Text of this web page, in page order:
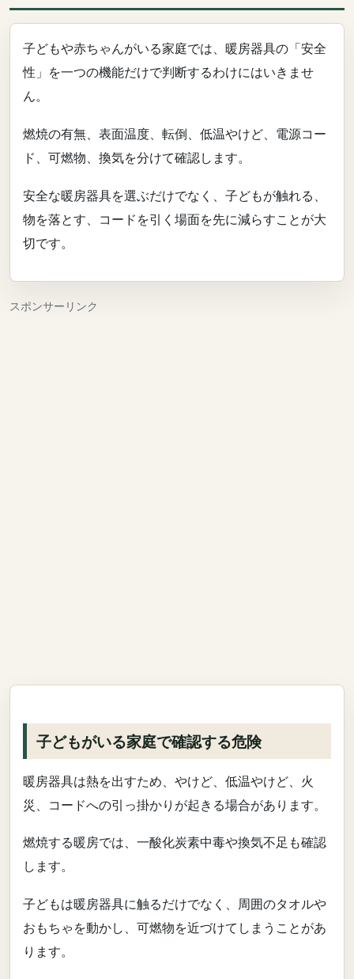
子どもや赤ちゃんがいる家庭では、暖房器具の「安全
性」を一つの機能だけで判断するわけにはいきませ
ん。
燃焼の有無、表面温度、転倒、低温やけど、電源コー
ド、可燃物、換気を分けて確認します。
安全な暖房器具を選ぶだけでなく、子どもが触れる、
物を落とす、コードを引く場面を先に減らすことが大
切です。
スポンサーリンク
子どもがいる家庭で確認する危険
暖房器具は熱を出すため、やけど、低温やけど、火
災、コードへの引っ掛かりが起きる場合があります。
燃焼する暖房では、一酸化炭素中毒や換気不足も確認
します。
子どもは暖房器具に触るだけでなく、周囲のタオルや
おもちゃを動かし、可燃物を近づけてしまうことがあ
ります。